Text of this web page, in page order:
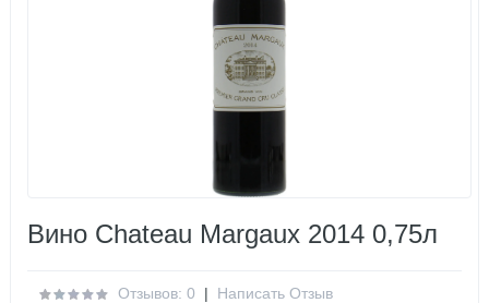
Вино Chateau Margaux 2014 0,75л
Отзывов: 0 | Написать Отзыв